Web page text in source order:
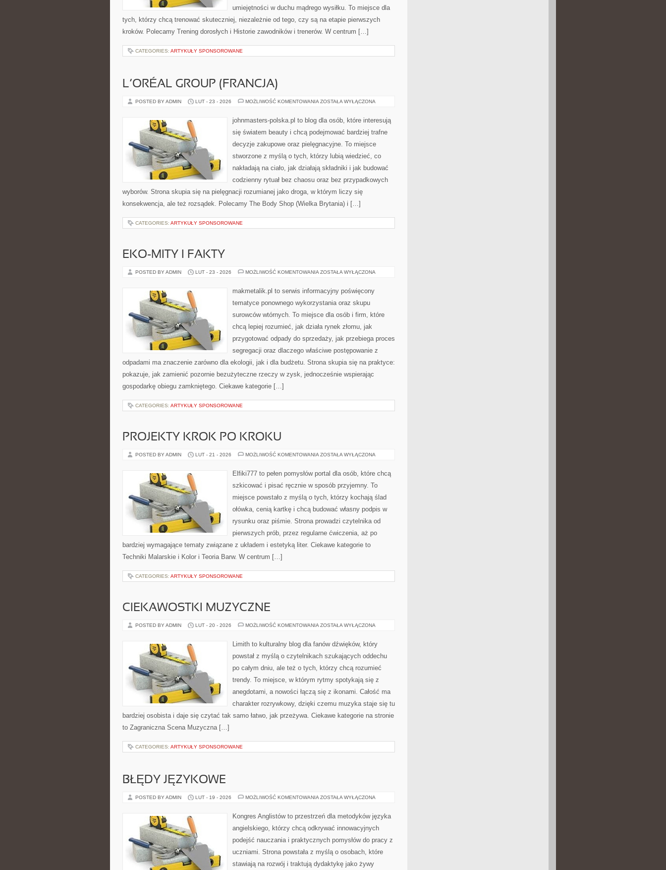
umiejętności w duchu mądrego wysiłku. To miejsce dla
tych, którzy chcą trenować skuteczniej, niezależnie od tego, czy są na etapie pierwszych
kroków. Polecamy Trening dorosłych i Historie zawodników i trenerów. W centrum […]
CATEGORIES: ARTYKUŁY SPONSOROWANE
L’ORÉAL GROUP (FRANCJA)
POSTED BY ADMIN LUT - 23 - 2026 MOŻLIWOŚĆ KOMENTOWANIA L’ORÉAL
ZOSTAŁA WYŁĄCZONA
johnmasters-polska.pl to blog dla osób, które interesują
się światem beauty i chcą podejmować bardziej trafne
decyzje zakupowe oraz pielęgnacyjne. To miejsce
stworzone z myślą o tych, którzy lubią wiedzieć, co
nakładają na ciało, jak działają składniki i jak budować
codzienny rytuał bez chaosu oraz bez przypadkowych
wyborów. Strona skupia się na pielęgnacji rozumianej jako droga, w którym liczy się
konsekwencja, ale też rozsądek. Polecamy The Body Shop (Wielka Brytania) i […]
CATEGORIES: ARTYKUŁY SPONSOROWANE
EKO-MITY I FAKTY
POSTED BY ADMIN LUT - 23 - 2026 MOŻLIWOŚĆ KOMENTOWANIA EKO-
FAKTY
ZOSTAŁA WYŁĄCZONA
makmetalik.pl to serwis informacyjny poświęcony
tematyce ponownego wykorzystania oraz skupu
surowców wtórnych. To miejsce dla osób i firm, które
chcą lepiej rozumieć, jak działa rynek złomu, jak
przygotować odpady do sprzedaży, jak przebiega proces
segregacji oraz dlaczego właściwe postępowanie z
odpadami ma znaczenie zarówno dla ekologii, jak i dla budżetu. Strona skupia się na praktyce:
pokazuje, jak zamienić pozornie bezużyteczne rzeczy w zysk, jednocześnie wspierając
gospodarkę obiegu zamkniętego. Ciekawe kategorie […]
CATEGORIES: ARTYKUŁY SPONSOROWANE
PROJEKTY KROK PO KROKU
POSTED BY ADMIN LUT - 21 - 2026 MOŻLIWOŚĆ KOMENTOWANIA PROJEKTY
KROKU
ZOSTAŁA WYŁĄCZONA
Elfiki777 to pełen pomysłów portal dla osób, które chcą
szkicować i pisać ręcznie w sposób przyjemny. To
miejsce powstało z myślą o tych, którzy kochają ślad
ołówka, cenią kartkę i chcą budować własny podpis w
rysunku oraz piśmie. Strona prowadzi czytelnika od
pierwszych prób, przez regularne ćwiczenia, aż po
bardziej wymagające tematy związane z układem i estetyką liter. Ciekawe kategorie to
Techniki Malarskie i Kolor i Teoria Barw. W centrum […]
CATEGORIES: ARTYKUŁY SPONSOROWANE
CIEKAWOSTKI MUZYCZNE
POSTED BY ADMIN LUT - 20 - 2026 MOŻLIWOŚĆ KOMENTOWANIA CIEKAWOSTKI
ZOSTAŁA WYŁĄCZONA
Limith to kulturalny blog dla fanów dźwięków, który
powstał z myślą o czytelnikach szukających oddechu
po całym dniu, ale też o tych, którzy chcą rozumieć
trendy. To miejsce, w którym rytmy spotykają się z
anegdotami, a nowości łączą się z ikonami. Całość ma
charakter rozrywkowy, dzięki czemu muzyka staje się tu
bardziej osobista i daje się czytać tak samo łatwo, jak przeżywa. Ciekawe kategorie na stronie
to Zagraniczna Scena Muzyczna […]
CATEGORIES: ARTYKUŁY SPONSOROWANE
BŁĘDY JĘZYKOWE
POSTED BY ADMIN LUT - 19 - 2026 MOŻLIWOŚĆ KOMENTOWANIA BŁĘDY
ZOSTAŁA WYŁĄCZONA
Kongres Anglistów to przestrzeń dla metodyków języka
angielskiego, którzy chcą odkrywać innowacyjnych
podejść nauczania i praktycznych pomysłów do pracy z
uczniami. Strona powstała z myślą o osobach, które
stawiają na rozwój i traktują dydaktykę jako żywy